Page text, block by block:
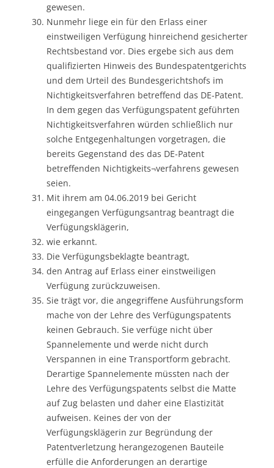
gewesen.
Nunmehr liege ein für den Erlass einer
einstweiligen Verfügung hinreichend gesicherter
Rechtsbestand vor. Dies ergebe sich aus dem
qualifizierten Hinweis des Bundespatentgerichts
und dem Urteil des Bundesgerichtshofs im
Nichtigkeitsverfahren betreffend das DE-Patent.
In dem gegen das Verfügungspatent geführten
Nichtigkeitsverfahren würden schließlich nur
solche Entgegenhaltungen vorgetragen, die
bereits Gegenstand des das DE-Patent
betreffenden Nichtigkeits¬verfahrens gewesen
seien.
Mit ihrem am 04.06.2019 bei Gericht
eingegangen Verfügungsantrag beantragt die
Verfügungsklägerin,
wie erkannt.
Die Verfügungsbeklagte beantragt,
den Antrag auf Erlass einer einstweiligen
Verfügung zurückzuweisen.
Sie trägt vor, die angegriffene Ausführungsform
mache von der Lehre des Verfügungspatents
keinen Gebrauch. Sie verfüge nicht über
Spannelemente und werde nicht durch
Verspannen in eine Transportform gebracht.
Derartige Spannelemente müssten nach der
Lehre des Verfügungspatents selbst die Matte
auf Zug belasten und daher eine Elastizität
aufweisen. Keines der von der
Verfügungsklägerin zur Begründung der
Patentverletzung herangezogenen Bauteile
erfülle die Anforderungen an derartige